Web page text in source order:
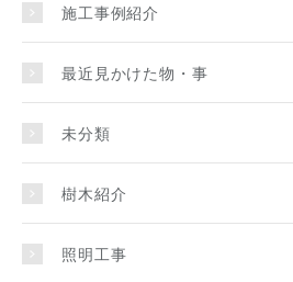
施工事例紹介
最近見かけた物・事
未分類
樹木紹介
照明工事